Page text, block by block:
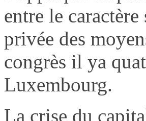
entre le
privée des
congrès il ya
Luxembourg.
La crise du